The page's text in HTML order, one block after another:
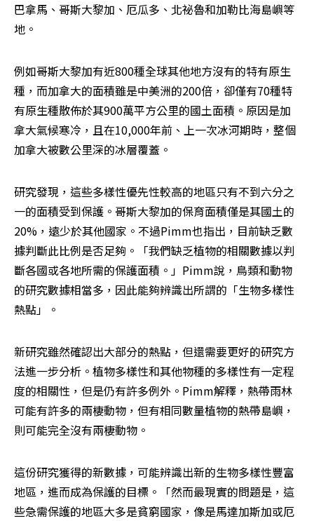
巴拿馬、哥斯大黎加、厄瓜多、北祕魯和加勒比海島嶼等
地。
例如哥斯大黎加有近800種全球其他地方沒有的特有原生
種，而加拿大的面積雖是中美洲的200倍，卻僅有70種特
有原生種散佈於其900萬平方公里的國土面積。原因是加
拿大氣候寒冷，且在10,000年前、上一次冰河期時，整個
加拿大被數公里深的冰層覆蓋。
研究發現，這些多樣性優先性較高的地區只有不到六分之
一的面積受到保護。哥斯大黎加的保育面積僅是其國土的
20%，遠少於其他國家。不過Pimm也指出，目前缺乏數
據判斷此比例是否足夠。「我們缺乏植物的相關數據以判
斷各國或各地所需的保護面積。」Pimm說，鳥類和動物
的研究數據相當多，因此能夠辨識出所謂的「生物多樣性
熱點」。
新研究雖然確認出大部分的熱點，但還需要更好的研究方
法進一步分析。植物多樣性和其他物種的多樣性有一定程
度的相關性，但是仍有許多例外。Pimm解釋，熱帶雨林
可能有許多的兩棲動物，但有相同數量植物的熱帶島嶼，
則可能完全沒有兩棲動物。
這份研究獲得的新數據，可能辨識出新的生物多樣性豐富
地區，進而成為保護的目標。「然而最現實的問題是，這
些急需保護的地區大多是貧窮國家，像是馬達加斯加或厄